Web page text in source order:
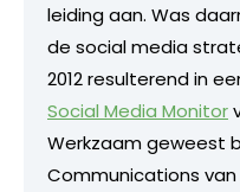
leiding aan. Was
de social media
2012 resulterend in
Social Media Monitor
Werkzaam geweest
Communications van